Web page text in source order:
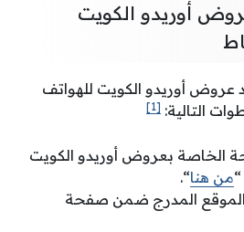
أوريدو الكويت
عروض أوريدو الكويت للهواتف
التالية: [1]
الخاصة بعروض أوريدو الكويت
من هنا“.
المدرج ضمن صفحة